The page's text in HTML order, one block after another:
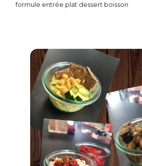
formule entrée plat dessert boisson